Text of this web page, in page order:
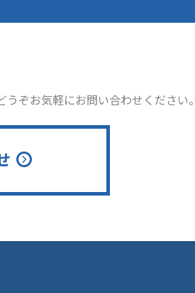
ぞお気軽にお問い合わせください。